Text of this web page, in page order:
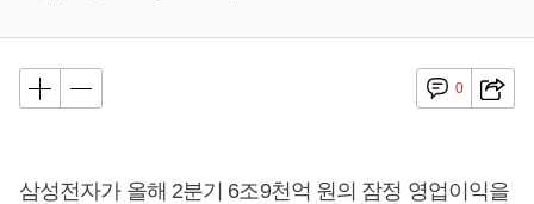
0
삼성전자가 올해 2분기 6조9천억 원의 잠정 영업이익을